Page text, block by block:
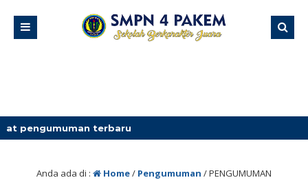
terbaru
Anda ada di : Home/ Pengumuman /PENGUMUMAN